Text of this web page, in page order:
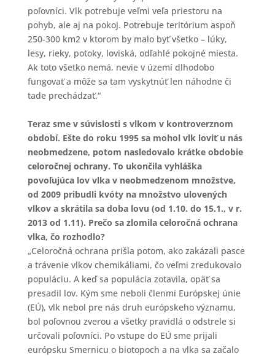
poľovníci. Vlk potrebuje veľmi veľa priestoru na
pohyb, ale aj na pokoj. Potrebuje teritórium aspoň
250-300 km2 v ktorom by malo byť všetko – lúky,
lesy, rieky, potoky, loviská, odľahlé pokojné miesta.
Ak toto všetko nemá, nevie v území dlhodobo
fungovať a môže sa tam vyskytnúť len náhodne či
tade prechádzať.“
Teraz sme v súvislosti s vlkom v kontroverznom
období. Ešte do roku 1995 sa mohol vlk loviť u nás
neobmedzene, potom nasledovalo krátke obdobie
celoročnej ochrany. To ukončila vyhláška
povoľujúca lov vlka v neobmedzenom množstve,
od 2009 pribudli kvóty na množstvo ulovených
vlkov a skrátila sa doba lovu (od 1.10. do 15.1., v r.
2013 od 1.11). Prečo sa zlomila celoročná ochrana
vlka, čo rozhodlo?
„Celoročná ochrana prišla potom, ako zakázali pasce
a trávenie vlkov chemikáliami, čo veľmi zredukovalo
populáciu. A keď sa populácia zotavila, opäť sa
presadil lov. Kým sme neboli členmi Európskej únie
(EÚ), vlk nebol pre nás druh európskeho významu,
bol poľovnou zverou a všetky pravidlá o odstrele si
určovali poľovníci. Po vstupe do EÚ sme prijali
európsku Smernicu o biotopoch a na vlka sa začalo